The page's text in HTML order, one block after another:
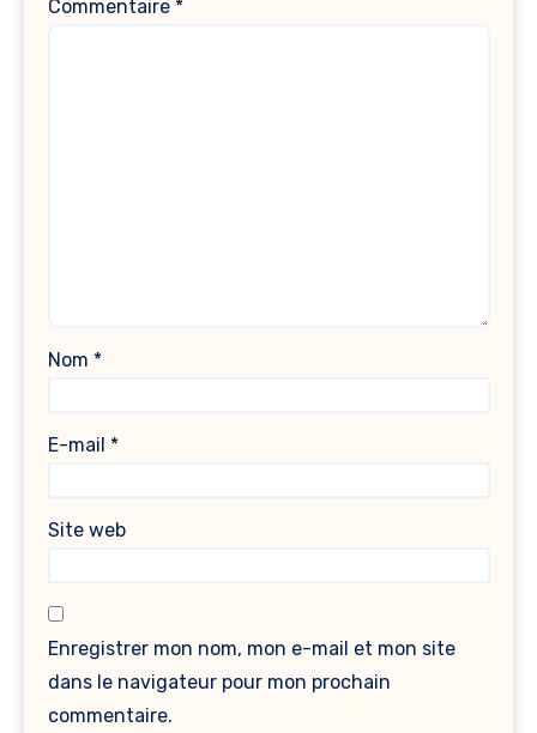
Commentaire *
Nom *
E-mail *
Site web
Enregistrer mon nom, mon e-mail et mon site
dans le navigateur pour mon prochain
commentaire.